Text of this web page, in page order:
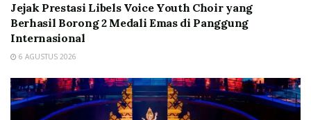
Jejak Prestasi Libels Voice Youth Choir yang
Berhasil Borong 2 Medali Emas di Panggung
Internasional
6 AGUSTUS 2026